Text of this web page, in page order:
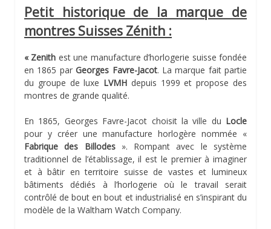
Petit historique de la marque de
montres Suisses Zénith :
« Zenith est une manufacture d’horlogerie suisse fondée
en 1865 parGeorges Favre-Jacot. La marque fait partie
du groupe de luxe LVMH depuis 1999 et propose des
montres de grande qualité.
En 1865, Georges Favre-Jacot choisit la ville du Locle
pour y créer une manufacture horlogère nommée «
Fabrique des Billodes». Rompant avec le système
traditionnel de l’établissage, il est le premier à imaginer
et à bâtir en territoire suisse de vastes et lumineux
bâtiments dédiés à l’horlogerie où le travail serait
contrôlé de bout en bout et industrialisé en s’inspirant du
modèle de la Waltham Watch Company.